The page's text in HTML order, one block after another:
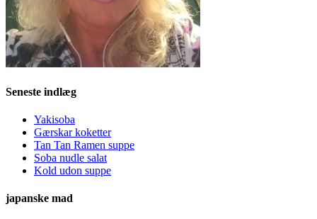
Seneste indlæg
Yakisoba
Gærskar koketter
Tan Tan Ramen suppe
Soba nudle salat
Kold udon suppe
japanske mad